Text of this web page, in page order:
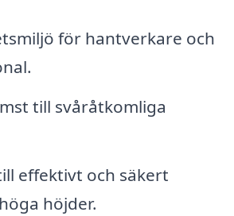
för hantverkare och
till svåråtkomliga
effektivt och säkert
höjder.